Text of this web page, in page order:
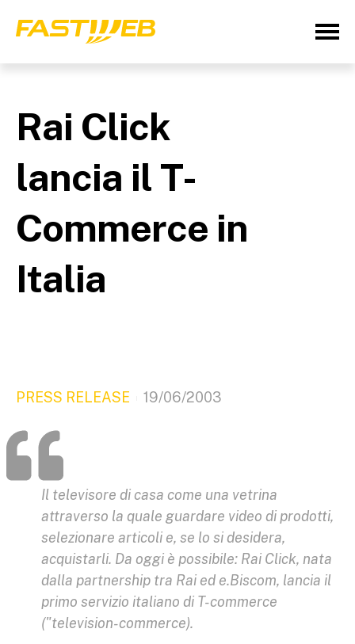
Rai Click
lancia il T-
Commerce in
Italia
PRESS RELEASE 19/06/2003
Il televisore di casa come una vetrina
attraverso la quale guardare video di prodotti,
selezionare articoli e, se lo si desidera,
acquistarli. Da oggi è possibile: Rai Click, nata
dalla partnership tra Rai ed e.Biscom, lancia il
primo servizio italiano di T-commerce
("television-commerce).